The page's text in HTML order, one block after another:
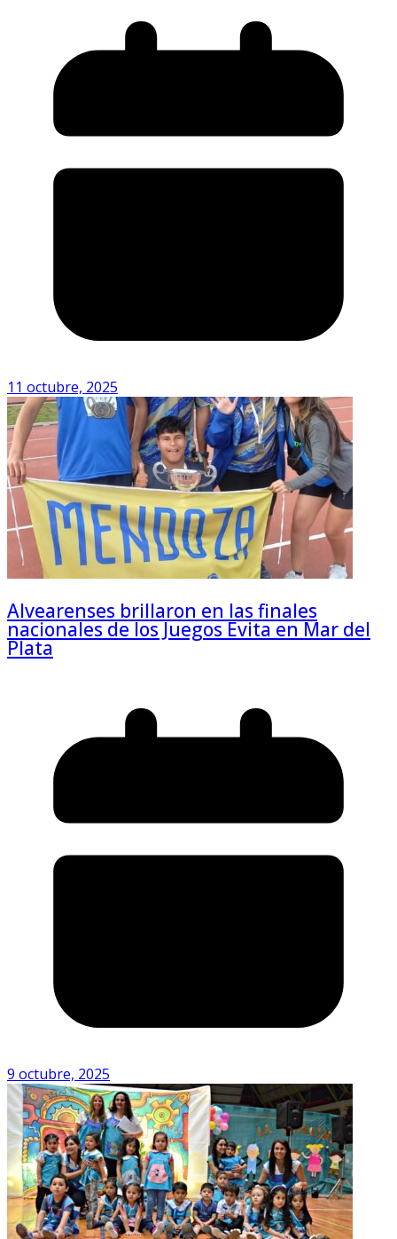
11 octubre, 2025
Alvearenses brillaron en las finales
nacionales de los Juegos Evita en Mar del
Plata
9 octubre, 2025